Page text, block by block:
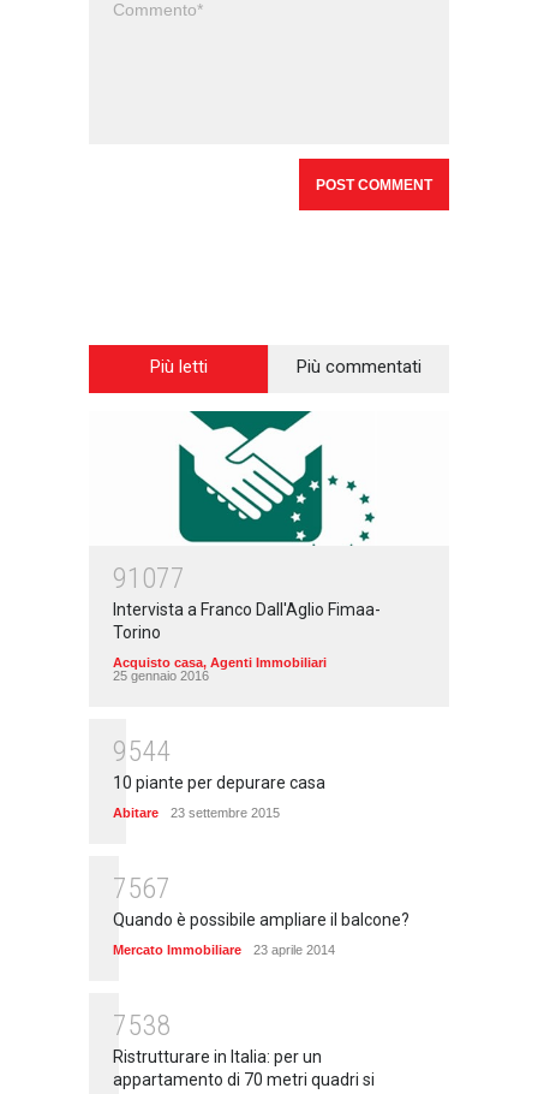
Più letti Più commentati
91077
Intervista a Franco Dall'Aglio Fimaa-
Torino
Acquisto casa, Agenti Immobiliari
25 gennaio 2016
9544
10 piante per depurare casa
Abitare 23 settembre 2015
7567
Quando è possibile ampliare il balcone?
Mercato Immobiliare 23 aprile 2014
7538
Ristrutturare in Italia: per un
appartamento di 70 metri quadri si